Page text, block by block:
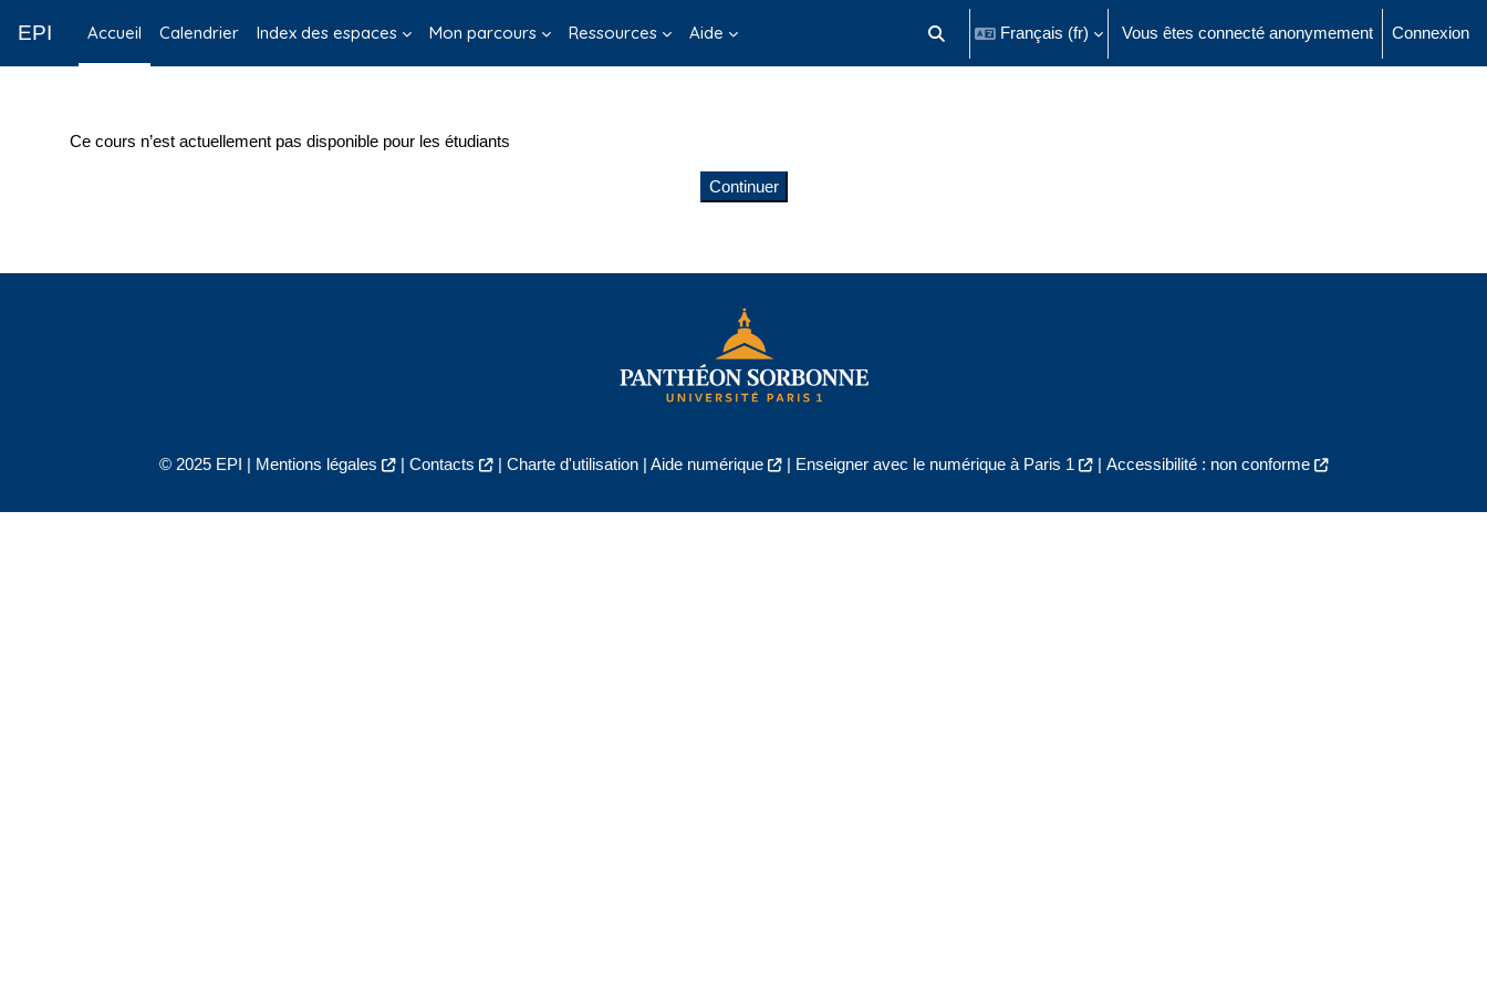
EPI Accueil Calendrier Index des espaces Mon parcours Ressources Aide Activer/désactiver la saisie de recherche
Français ‎(fr)‎ Vous êtes connecté anonymement Connexion
Ce cours n’est actuellement pas disponible pour les étudiants
Continuer
© 2025 EPI | Mentions légales | Contacts | Charte d'utilisation| Aide numérique | Enseigner avec le numérique à Paris 1 | Accessibilité : non conforme